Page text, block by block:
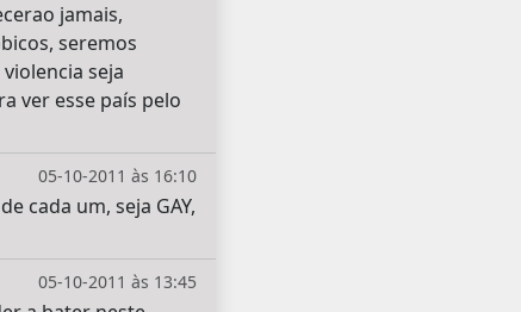
jamais,
seremos
seja
ver esse país pelo
05-10-2011 às 16:10
cada um, seja GAY,
05-10-2011 às 13:45